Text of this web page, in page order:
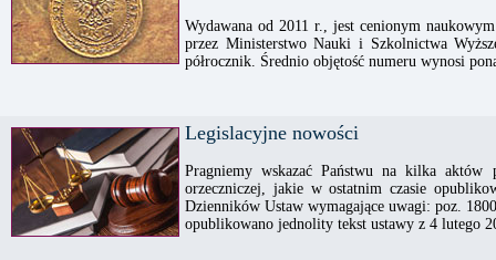
Wydawana od 2011 r., jest cenionym
przez Ministerstwo Nauki i Szkolnictwa
półrocznik. Średnio objętość numeru wynosi
Legislacyjne nowości
Pragniemy wskazać Państwu na kilka aktów
orzeczniczej, jakie w ostatnim czasie
Dzienników Ustaw wymagające uwagi: poz.
opublikowano jednolity tekst ustawy z 4 lutego